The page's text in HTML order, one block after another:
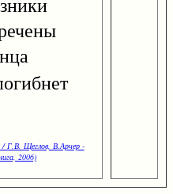
/ Г.В. Щеглов, В.Арчер -
2006)